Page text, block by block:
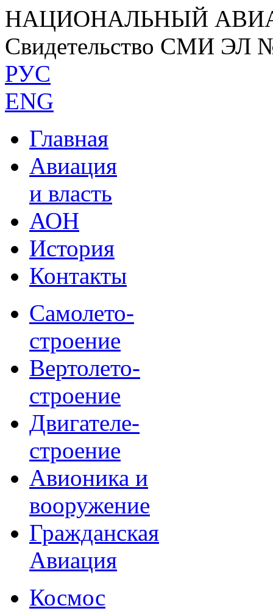
НАЦИОНАЛЬНЫЙ
Свидетельство СМИ ЭЛ
РУС
ENG
Главная
Авиация
и власть
АОН
История
Контакты
Самолето-
строение
Вертолето-
строение
Двигателе-
строение
Авионика и
вооружение
Гражданская
Авиация
Космос